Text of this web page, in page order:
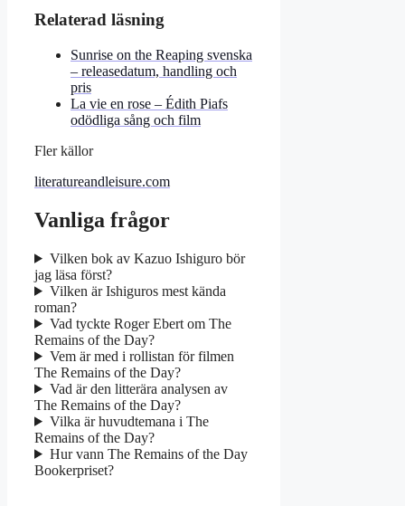
Relaterad läsning
Sunrise on the Reaping svenska
– releasedatum, handling och
pris
La vie en rose – Édith Piafs
odödliga sång och film
Fler källor
literatureandleisure.com
Vanliga frågor
Vilken bok av Kazuo Ishiguro bör
jag läsa först?
Vilken är Ishiguros mest kända
roman?
Vad tyckte Roger Ebert om The
Remains of the Day?
Vem är med i rollistan för filmen
The Remains of the Day?
Vad är den litterära analysen av
The Remains of the Day?
Vilka är huvudtemana i The
Remains of the Day?
Hur vann The Remains of the Day
Bookerpriset?